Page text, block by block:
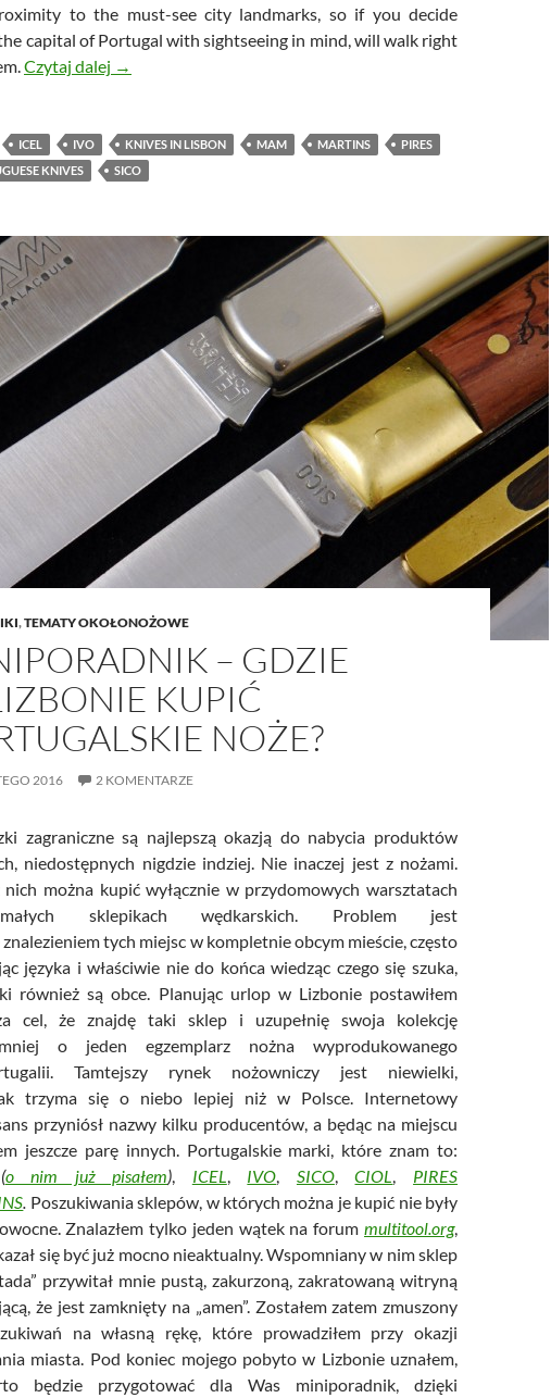
to the must-see city landmarks, so if you decide
capital of Portugal with sightseeing in mind, will walk right
Czytaj dalej [Eng.] Mini guide – where to buy Portuguese knives in
→
ICEL IVO KNIVES IN LISBON MAM MARTINS
PIRES
KNIVES
SICO
,TEMATY OKOŁONOŻOWE
– GDZIE
KUPIĆ
NOŻE?
2016 2 KOMENTARZE
zagraniczne są najlepszą okazją do nabycia produktów
niedostępnych nigdzie indziej. Nie inaczej jest z nożami.
można kupić wyłącznie w przydomowych warsztatach
sklepikach wędkarskich. Problem jest
tych miejsc w kompletnie obcym mieście, często
języka i właściwie nie do końca wiedząc czego się szuka,
również są obce. Planując urlop w Lizbonie postawiłem
cel, że znajdę taki sklep i uzupełnię swoja kolekcję
o jeden egzemplarz nożna wyprodukowanego
Tamtejszy rynek nożowniczy jest niewielki,
trzyma się o niebo lepiej niż w Polsce. Internetowy
przyniósł nazwy kilku producentów, a będąc na miejscu
jeszcze parę innych. Portugalskie marki, które znam to:
o nim już pisałem), ICEL, IVO, SICO,CIOL, PIRES
. Poszukiwania sklepów, w których można je kupić nie były
Znalazłem tylko jeden wątek na forum multitool.org,
się być już mocno nieaktualny. Wspomniany w nim sklep
przywitał mnie pustą, zakurzoną, zakratowaną witryną
że jest zamknięty na „amen”. Zostałem zatem zmuszony
na własną rękę, które prowadziłem przy okazji
miasta. Pod koniec mojego pobyto w Lizbonie uznałem,
będzie przygotować dla Was miniporadnik, dzięki